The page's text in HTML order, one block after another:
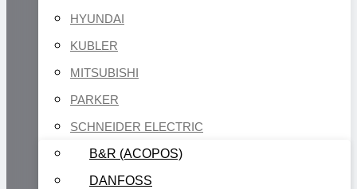
HYUNDAI
KUBLER
MITSUBISHI
PARKER
SCHNEIDER ELECTRIC
B&R (ACOPOS)
DANFOSS